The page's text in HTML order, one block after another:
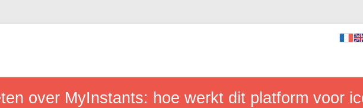
over MyInstants: hoe werkt dit platform voor